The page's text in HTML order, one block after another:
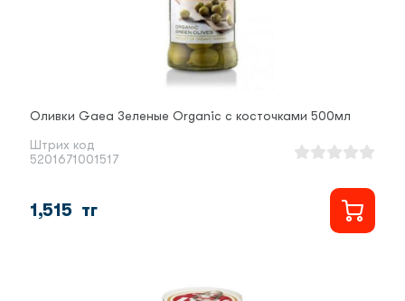
Оливки Gaea Зеленые Organic с косточками 500мл
Штрих код
5201671001517
1,515 тг